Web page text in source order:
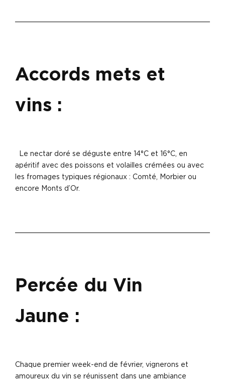
Accords mets et
vins :
Le nectar doré se déguste entre 14°C et 16°C, en
apéritif avec des poissons et volailles crémées ou avec
les fromages typiques régionaux : Comté, Morbier ou
encore Monts d’Or.
Percée du Vin
Jaune :
Chaque premier week-end de février, vignerons et
amoureux du vin se réunissent dans une ambiance